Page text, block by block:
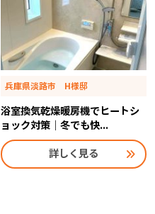
兵庫県淡路市 H様邸
浴室換気乾燥暖房機でヒートシ
ョック対策｜冬でも快...
詳しく見る